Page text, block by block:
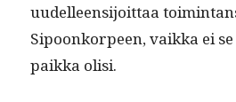
uudelleen­si­joit­taa
Sipoonko­r­peen, vaik­ka ei
paik­ka olisi.